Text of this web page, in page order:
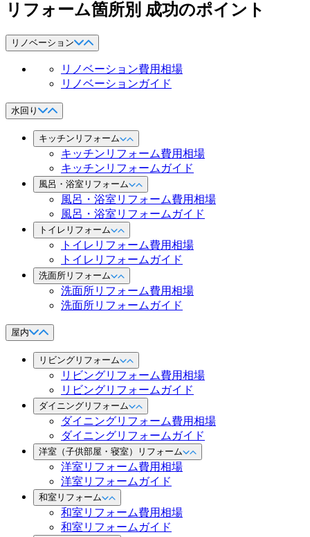
リフォーム箇所別 成功のポイント
リノベーション
リノベーション費用相場
リノベーションガイド
水回り
キッチンリフォーム
キッチンリフォーム費用相場
キッチンリフォームガイド
風呂・浴室リフォーム
風呂・浴室リフォーム費用相場
風呂・浴室リフォームガイド
トイレリフォーム
トイレリフォーム費用相場
トイレリフォームガイド
洗面所リフォーム
洗面所リフォーム費用相場
洗面所リフォームガイド
屋内
リビングリフォーム
リビングリフォーム費用相場
リビングリフォームガイド
ダイニングリフォーム
ダイニングリフォーム費用相場
ダイニングリフォームガイド
洋室（子供部屋・寝室）リフォーム
洋室リフォーム費用相場
洋室リフォームガイド
和室リフォーム
和室リフォーム費用相場
和室リフォームガイド